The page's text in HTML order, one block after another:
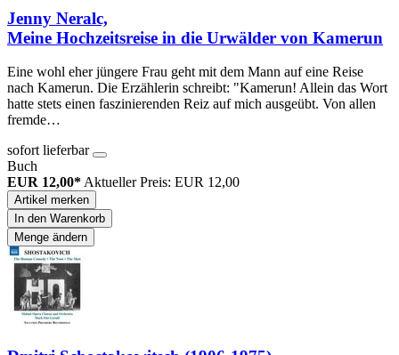
Jenny Neralc,
Meine Hochzeitsreise in die Urwälder von Kamerun
Eine wohl eher jüngere Frau geht mit dem Mann auf eine Reise
nach Kamerun. Die Erzählerin schreibt: "Kamerun! Allein das Wort
hatte stets einen faszinierenden Reiz auf mich ausgeübt. Von allen
fremde…
sofort lieferbar
Buch
EUR 12,00* Aktueller Preis: EUR 12,00
Artikel merken
In den Warenkorb
Menge ändern